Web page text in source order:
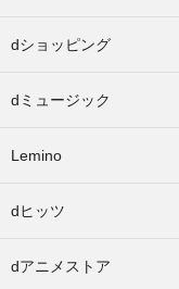
dショッピング
dミュージック
Lemino
dヒッツ
dアニメストア